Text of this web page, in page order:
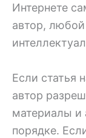
Интернете
автор, любой
Если статья
автор
материалы и
порядке.